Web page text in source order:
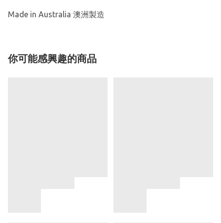
Made in Australia 澳洲製造
你可能感興趣的商品